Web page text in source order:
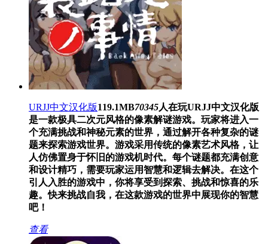
URJJ中文汉化版119.1MB70345人在玩URJJ中文汉化版
是一款极具二次元风格的像素解谜游戏。玩家将进入一
个充满挑战和神秘元素的世界，通过解开各种复杂的谜
题来探索游戏世界。游戏采用传统的像素艺术风格，让
人仿佛置身于怀旧的游戏机时代。每个谜题都充满创意
和设计精巧，需要玩家运用智慧和逻辑去解决。在这个
引人入胜的游戏中，你将享受到探索、挑战和惊喜的乐
趣。快来挑战自我，在这款游戏的世界中展现你的智慧
吧！
查看